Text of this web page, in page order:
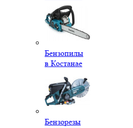
Бензопилы
в Костанае
Бензорезы